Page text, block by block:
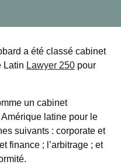
a été classé cabinet
Latin Lawyer 250 pour
un cabinet
latine pour le
suivants : corporate et
finance ; l’arbitrage ; et